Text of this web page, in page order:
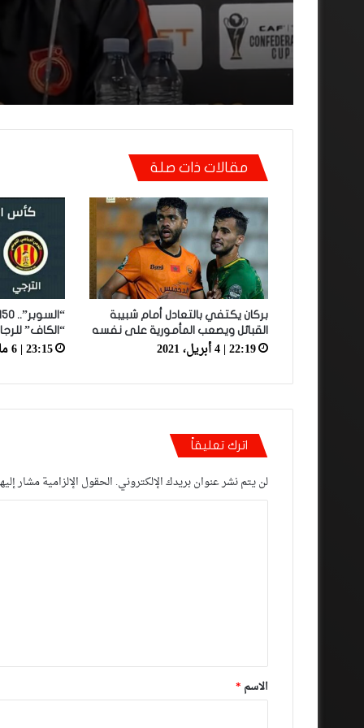
على المرتدات”
مقالات ذات صلة
بركان يكتفي بالتعادل أمام شبيبة
القبائل ويصعب المأمورية على نفسه
22:19 | 4 أبريل، 2021
“الكاف”
23:15 | 6 مارس، 2019
اترك تعليقاً
لن يتم نشر عنوان بريدك الإلكتروني.الحقول الإلزامية مشار
*
الاسم *